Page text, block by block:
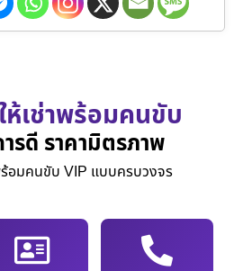
ห้เช่าพร้อมคนขับ
รดี ราคามิตรภาพ
ร้อมคนขับ VIP แบบครบวงจร